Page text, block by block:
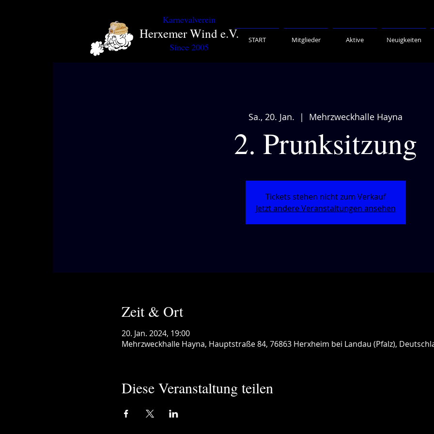
Karnevalverein
Herxemer Winde.V.
Since 2005
START Mitglieder Aktive Neuigkeiten
Sa., 20. Jan.
  |
Mehrzweckhalle Hayna
2. Prunksitzung
Tickets stehen nicht zum Verkauf
Jetzt andere Veranstaltungen ansehen
Zeit & Ort
20. Jan. 2024, 19:00
Mehrzweckhalle Hayna, Hauptstraße 84, 76863 Herxheim bei Landau (Pfalz),
Diese Veranstaltung teilen